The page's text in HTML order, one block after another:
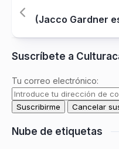
(Jacco Gardner
Suscríbete a
Tu correo electrónico:
Nube de etiquetas